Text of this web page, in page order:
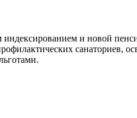
и новой
санаториев,